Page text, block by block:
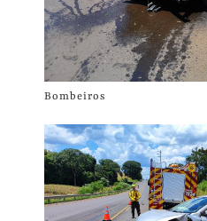
Bombeiros